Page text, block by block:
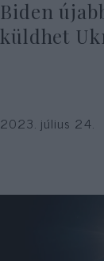
Biden
küldhet
2023. július 24.